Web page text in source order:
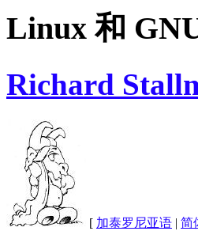
Linux 和
Richard
[ 加泰罗尼亚语 | 简